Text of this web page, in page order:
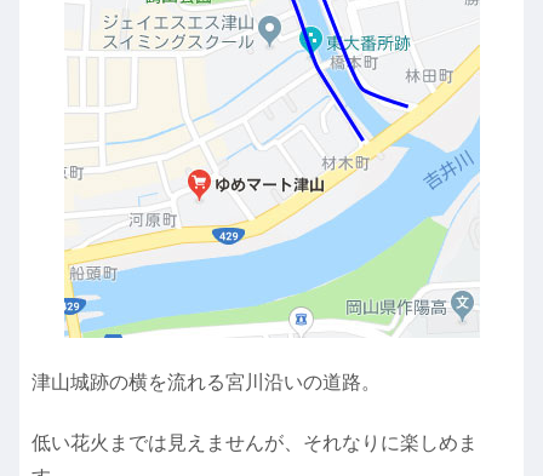
津山城跡の横を流れる宮川沿いの道路。
低い花火までは見えませんが、それなりに楽しめま